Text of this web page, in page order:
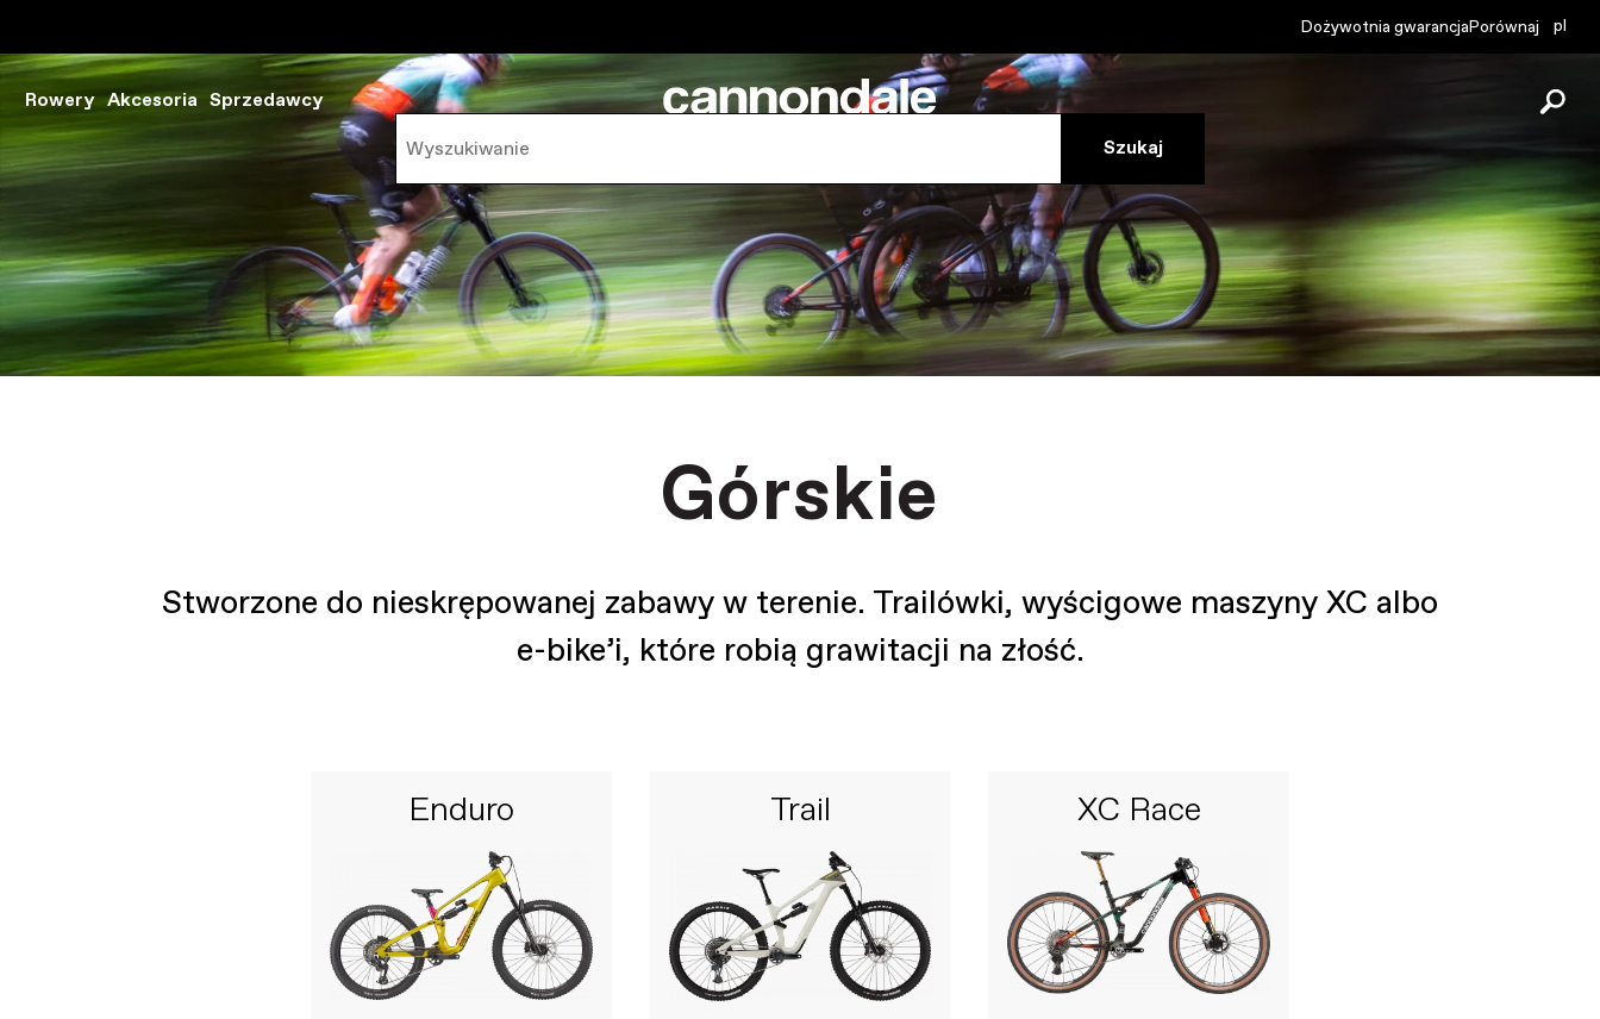
Dożywotnia gwarancjaPorównaj pl
Rowery Akcesoria Sprzedawcy
Górskie
Stworzone do nieskrępowanej zabawy w terenie. Trailówki, wyścigowe maszyny XC albo
e-bike’i, które robią grawitacji na złość.
Enduro Trail XC Race